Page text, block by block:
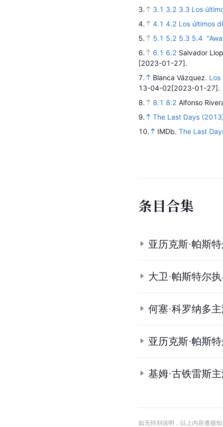
3. 3.1 3.2 3.3 Los
4.
4.1 4.2 Los últimos
5.
5.1 5.2 5.3 5.4
6.
6.1 6.2 Salvador
[2023-01-27].
7.
Blanca Vázquez. Los
13-04-02[2023-01-27].
8.
8.1 8.2 Alfonso
9.
The Last Days
10.
IMDb. The Last
条目合集
亚历克斯·帕斯
大卫·帕斯特尔
何塞·科罗纳多
亚历克斯·帕斯
基姆·古铁雷斯
如无特别说明，以上内容遵循